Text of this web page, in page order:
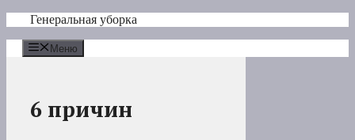
Перейти
содержимому
Генеральная уборка
Меню
6 причин